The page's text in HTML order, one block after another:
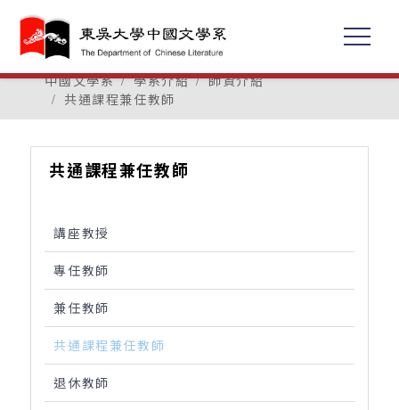
中國文學系 學系介紹
師資介紹
共通課程兼任教師
共通課程兼任教師
講座教授
專任教師
兼任教師
共通課程兼任教師
退休教師